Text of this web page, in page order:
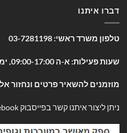
דברו איתנו
טלפון משרד ראשי: 03-7281198
שעות פעילות: א-ה 09:00-17:00, ימי שישי 09:00-13:00
מוזמנים להשאיר פרטים ונחזור
ניתן ליצור איתנו קשר בפייסבוק